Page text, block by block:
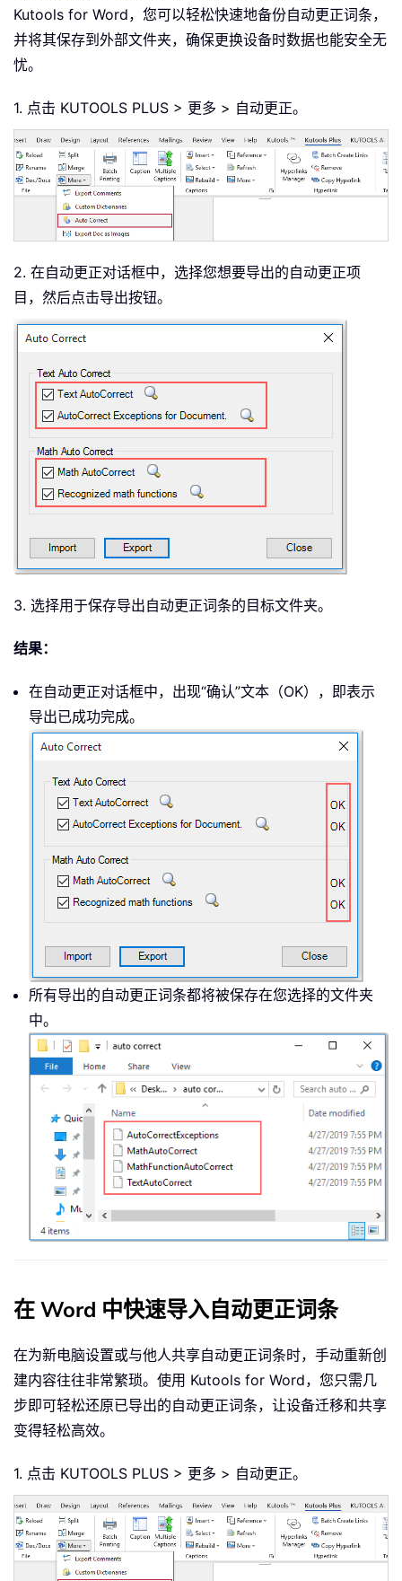
Kutools for Word，您可以轻松快速地备份自动更正词条，
并将其保存到外部文件夹，确保更换设备时数据也能安全无
忧。
1. 点击 KUTOOLS PLUS > 更多 > 自动更正。
2. 在自动更正对话框中，选择您想要导出的自动更正项
目，然后点击导出按钮。
3. 选择用于保存导出自动更正词条的目标文件夹。
结果：
在自动更正对话框中，出现“确认”文本（OK），即表示
导出已成功完成。
所有导出的自动更正词条都将被保存在您选择的文件夹
中。
在 Word 中快速导入自动更正词条
在为新电脑设置或与他人共享自动更正词条时，手动重新创
建内容往往非常繁琐。使用 Kutools for Word，您只需几
步即可轻松还原已导出的自动更正词条，让设备迁移和共享
变得轻松高效。
1. 点击 KUTOOLS PLUS > 更多 > 自动更正。